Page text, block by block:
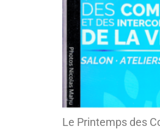
Le Printemps des